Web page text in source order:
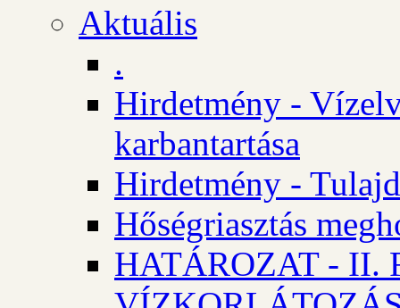
Aktuális
.
Hirdetmény -
karbantartása
Hirdetmény -
Hőségriasztás
HATÁROZAT - II.